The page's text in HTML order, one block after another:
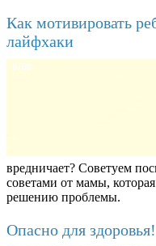
Как мотивировать
лайфхаки
8780
вредничает? Советуем
советами от мамы,
решению проблемы.
Опасно для